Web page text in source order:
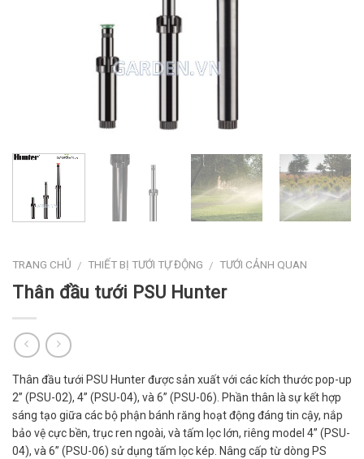
TRANG CHỦ / THIẾT BỊ TƯỚI TỰ ĐỘNG / TƯỚI CẢNH QUAN
Thân đầu tưới PSU Hunter
Thân đầu tưới PSU Hunter được sản xuất với các kích thước pop-up
2” (PSU-02), 4” (PSU-04), và 6” (PSU-06). Phần thân là sự kết hợp
sáng tạo giữa các bộ phận bánh răng hoạt động đáng tin cậy, nắp
bảo vệ cực bền, trục ren ngoài, và tấm lọc lớn, riêng model 4” (PSU-
04), và 6” (PSU-06) sử dụng tấm lọc kép. Nâng cấp từ dòng PS